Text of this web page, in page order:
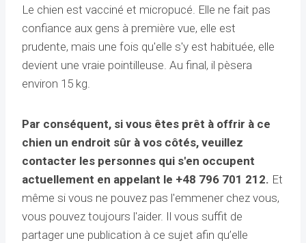
Le chien est vacciné et micropucé. Elle ne fait pas
confiance aux gens à première vue, elle est
prudente, mais une fois qu'elle s'y est habituée, elle
devient une vraie pointilleuse. Au final, il pèsera
environ 15 kg.
Par conséquent, si vous êtes prêt à offrir à ce
chien un endroit sûr à vos côtés, veuillez
contacter les personnes qui s'en occupent
actuellement en appelant le +48 796 701 212. Et
même si vous ne pouvez pas l'emmener chez vous,
vous pouvez toujours l'aider. Il vous suffit de
partager une publication à ce sujet afin qu’elle